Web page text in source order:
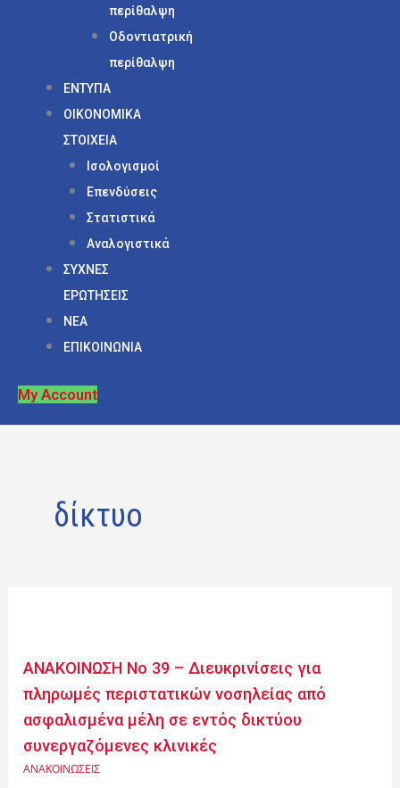
περίθαλψη
Οδοντιατρική
περίθαλψη
ΕΝΤΥΠΑ
ΟΙΚΟΝΟΜΙΚΑ
ΣΤΟΙΧΕΙΑ
Ισολογισμοί
Επενδύσεις
Στατιστικά
Αναλογιστικά
ΣΥΧΝΕΣ
ΕΡΩΤΗΣΕΙΣ
ΝΕΑ
ΕΠΙΚΟΙΝΩΝΙΑ
My Account
δίκτυο
ΑΝΑΚΟΙΝΩΣΗ Νο 39 – Διευκρινίσεις για
πληρωμές περιστατικών νοσηλείας από
ασφαλισμένα μέλη σε εντός δικτύου
συνεργαζόμενες κλινικές
ΑΝΑΚΟΙΝΩΣΕΙΣ
39
Διευκρινίσεις
για
πληρωμές
περιστατικών